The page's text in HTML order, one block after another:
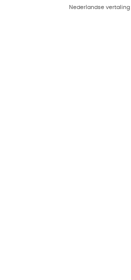
Nederlandse vertaling